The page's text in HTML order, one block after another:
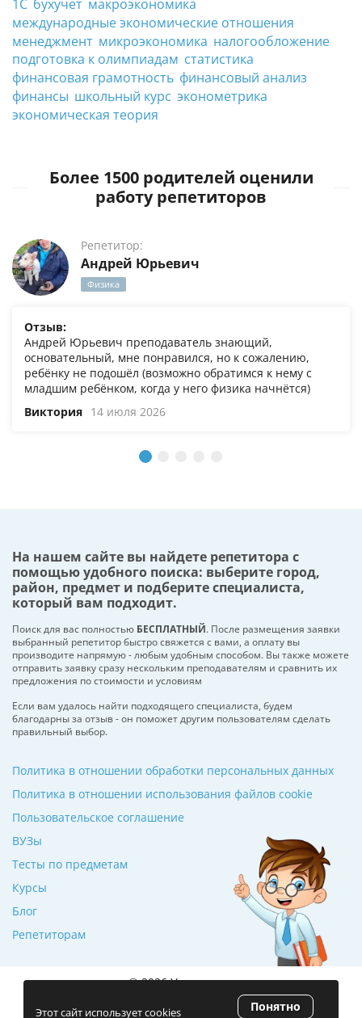
1С бухучет макроэкономика
международные экономические отношения
менеджмент микроэкономика налогообложение
подготовка к олимпиадам статистика
финансовая грамотность финансовый анализ
финансы школьный курс эконометрика
экономическая теория
Более 1500 родителей оценили
работу репетиторов
Репетитор:
Андрей Юрьевич
Физика
Отзыв:
Андрей Юрьевич преподаватель знающий,
основательный, мне понравился, но к сожалению,
ребёнку не подошёл (возможно обратимся к нему с
младшим ребёнком, когда у него физика начнётся)
Виктория 14 июля 2026
На нашем сайте вы найдете репетитора с
помощью удобного поиска: выберите город,
район, предмет и подберите специалиста,
который вам подходит.
Поиск для вас полностью БЕСПЛАТНЫЙ. После размещения заявки
выбранный репетитор быстро свяжется с вами, а оплату вы
производите напрямую - любым удобным способом. Вы также можете
отправить заявку сразу нескольким преподавателям и сравнить их
предложения по стоимости и условиям
Если вам удалось найти подходящего специалиста, будем
благодарны за отзыв - он поможет другим пользователям сделать
правильный выбор.
ВУЗы
Тесты по предметам
Курсы
Блог
Репетиторам
Политика в отношении обработки персональных данных
Политика в отношении использования файлов cookie
Пользовательское соглашение
© 2026 Училкин.ru
Рейтинг 5.0
(120 отзывов)
Этот сайт использует cookies Понятно